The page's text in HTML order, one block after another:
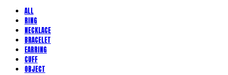
ALL
RING
NECKLACE
BRACELET
EARRING
CUFF
OBJECT